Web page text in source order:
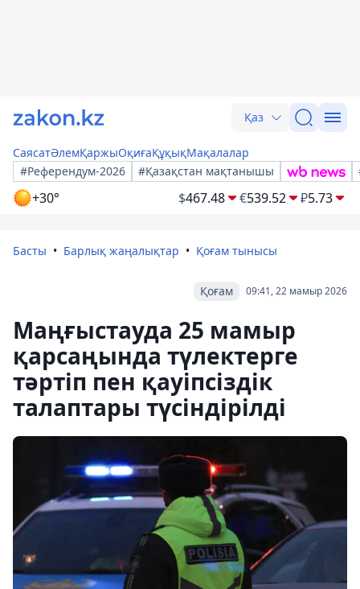
Қаз
СаясатӘлемҚаржыОқиғаҚұқықМақалалар
#Референдум-2026
#Қазақстан мақтанышы
+30° $467.48 €539.52 ₽5.73
Басты Барлық жаңалықтар Қоғам тынысы
09:41, 22 мамыр 2026
Қоғам
Маңғыстауда 25 мамыр
қарсаңында түлектерге
тәртіп пен қауіпсіздік
талаптары түсіндірілді